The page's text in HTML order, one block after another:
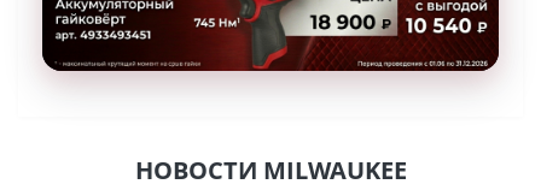
НОВОСТИ MILWAUKEE